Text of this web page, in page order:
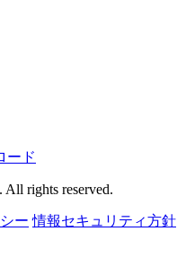
ード
rights reserved.
ー 情報セキュリティ方針